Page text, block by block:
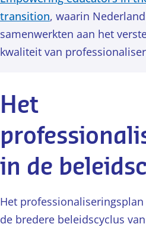
transition, waarin
samenwerkten aan het
kwaliteit van
Het
in de
Het
de bredere beleidscyclus